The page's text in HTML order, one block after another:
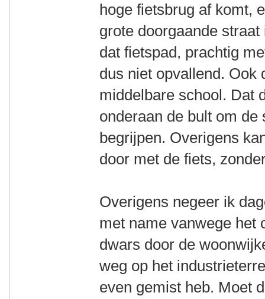
hoge fietsbrug af komt,
grote doorgaande
dat fietspad, prachtig
dus niet opvallend. Ook
middelbare school. Dat
onderaan de bult om
begrijpen. Overigens
door met de fiets,
Overigens negeer ik
met name vanwege het
dwars door de
weg op het
even gemist heb. Moet